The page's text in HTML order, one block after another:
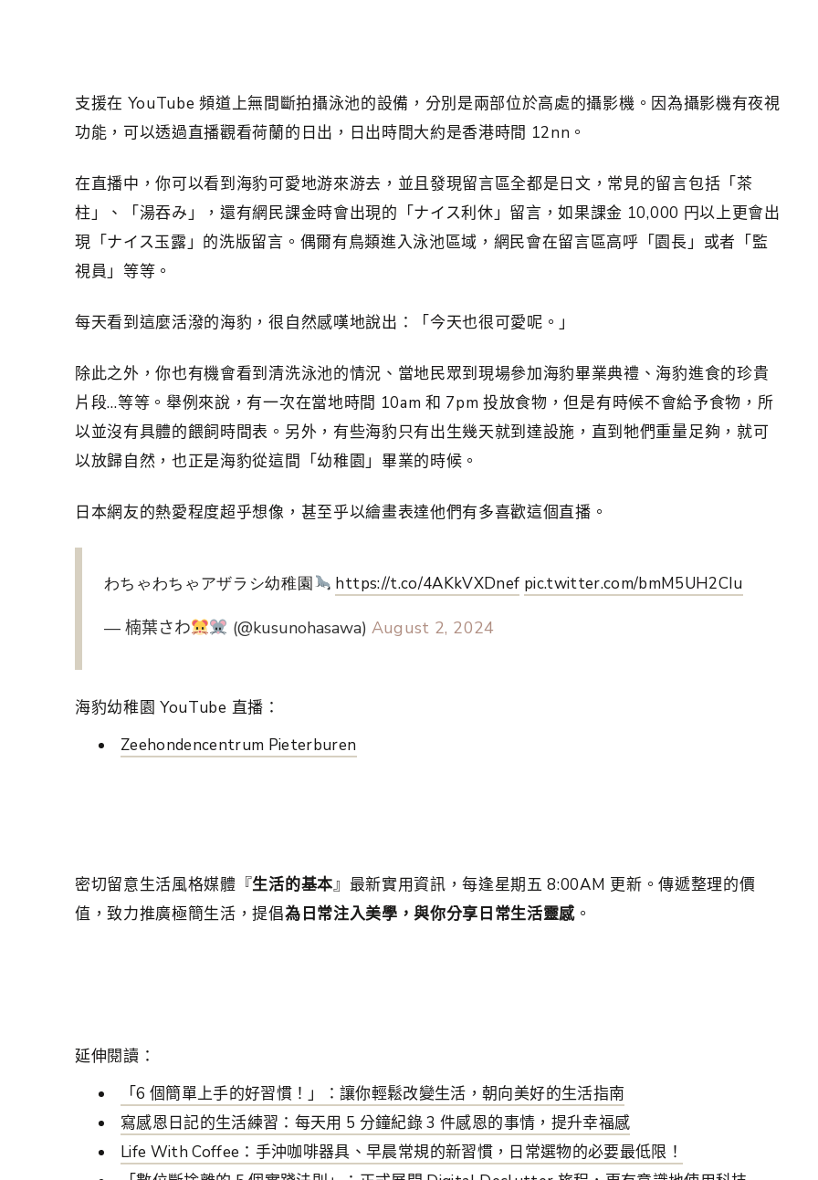
支援在 YouTube 頻道上無間斷拍攝泳池的設備，分別是兩部位於高處的攝影機。因為攝影機有夜視
功能，可以透過直播觀看荷蘭的日出，日出時間大約是香港時間 12nn。
在直播中，你可以看到海豹可愛地游來游去，並且發現留言區全都是日文，常見的留言包括「茶
柱」、「湯吞み」，還有網民課金時會出現的「ナイス利休」留言，如果課金 10,000 円以上更會出
現「ナイス玉露」的洗版留言。偶爾有鳥類進入泳池區域，網民會在留言區高呼「園長」或者「監
視員」等等。
每天看到這麼活潑的海豹，很自然感嘆地說出：「今天也很可愛呢。」
除此之外，你也有機會看到清洗泳池的情況、當地民眾到現場參加海豹畢業典禮、海豹進食的珍貴
片段…等等。舉例來說，有一次在當地時間 10am 和 7pm 投放食物，但是有時候不會給予食物，所
以並沒有具體的餵飼時間表。另外，有些海豹只有出生幾天就到達設施，直到牠們重量足夠，就可
以放歸自然，也正是海豹從這間「幼稚園」畢業的時候。
日本網友的熱愛程度超乎想像，甚至乎以繪畫表達他們有多喜歡這個直播。
わちゃわちゃアザラシ幼稚園 https://t.co/4AKkVXDnef pic.twitter.com/bmM5UH2CIu
— 楠葉さわ (@kusunohasawa) August 2, 2024
海豹幼稚園 YouTube 直播：
Zeehondencentrum Pieterburen
密切留意生活風格媒體『生活的基本』最新實用資訊，每逢星期五 8:00AM 更新。傳遞整理的價
值，致力推廣極簡生活，提倡為日常注入美學，與你分享日常生活靈感 。
延伸閱讀：
「6 個簡單上手的好習慣！」：讓你輕鬆改變生活，朝向美好的生活指南
寫感恩日記的生活練習：每天用 5 分鐘紀錄 3 件感恩的事情，提升幸福感
Life With Coffee：手沖咖啡器具、早晨常規的新習慣，日常選物的必要最低限！